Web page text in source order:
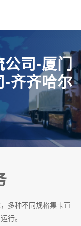
公司-厦门
-齐齐哈尔
多种不同规格集卡直
行。